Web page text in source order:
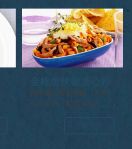
辣味通心粉配青椒、豆类
和金枪鱼。配芝士酱。